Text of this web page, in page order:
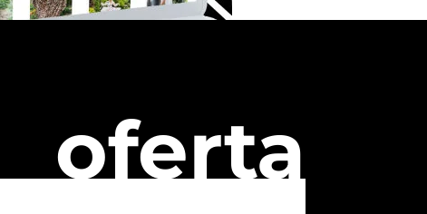
oferta